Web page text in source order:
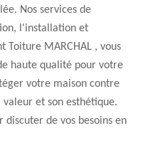
Nos services de
l'installation et
Toiture MARCHAL , vous
haute qualité pour votre
votre maison contre
et son esthétique.
discuter de vos besoins en